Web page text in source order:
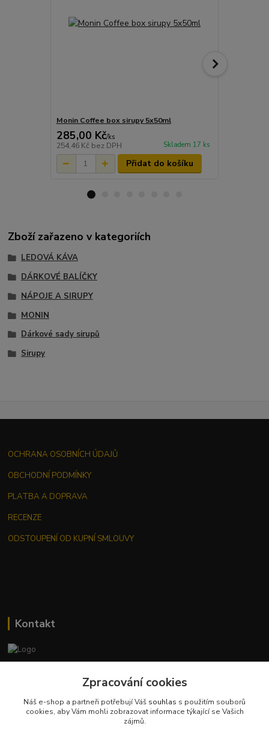
Monin Coffee box sirupy 5x50ml
285,00 Kč/ks
254,46 Kč bez DPH Skladem 17 ks
Přidat do košíku
Zboží zařazeno v kategoriích
LEDOVÁ KÁVA
DÁRKOVÉ BALÍČKY
NÁPOJE A SIRUPY
MONIN
Dárkové sady sirupů
Sirupy
OCHRANA OSOBNÍCH ÚDAJŮ
OBCHODNÍ PODMÍNKY
PLATBA A DOPRAVA
RECENZE
ODSTOUPENÍ OD KUPNÍ SMLOUVY
Kontakt
+420 737 551 994
obchod@dobraspizirna.cz
Zpracování cookies
Náš e-shop a partneři potřebují Váš souhlas s použitím souborů
cookies, aby Vám mohli zobrazovat informace týkající se Vašich
zájmů.